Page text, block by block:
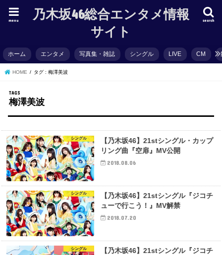
乃木坂46総合エンタメ情報
サイト
search
menu
ホーム エンタメ 写真集・雑誌 シングル LIVE CM
HOME タグ : 梅澤美波
梅澤美波
シングル
【乃木坂46】21stシングル・カップ
リング曲『空扉』MV公開
2018.08.06
シングル
【乃木坂46】21stシングル『ジコチ
ューで行こう！』MV解禁
2018.07.20
シングル
【乃木坂46】21stシングル『ジコチ